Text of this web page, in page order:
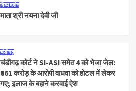
दिव्य दर्शन
माता श्री नयना देवी जी
चंडीगढ़
चंडीगढ़ कोर्ट ने SI-ASI समेत 4 को भेजा जेल:
₹661 करोड़ के आरोपी वाधवा को हाेटल में लेकर
गए; इलाज के बहाने करवाई ऐश